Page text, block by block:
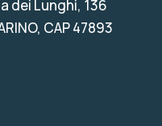
dei Lunghi, 136
CAP 47893